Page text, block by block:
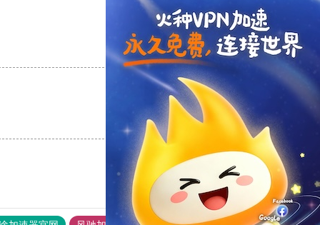
支持[0] 反对[0]
支持[0] 反对[0]